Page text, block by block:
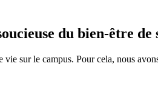
du bien-être de
sur le campus. Pour cela, nous